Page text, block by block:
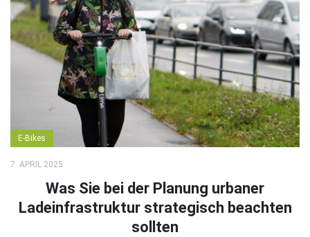
E-Bikes
7. APRIL 2025
Was Sie bei der Planung urbaner
Ladeinfrastruktur strategisch beachten
sollten